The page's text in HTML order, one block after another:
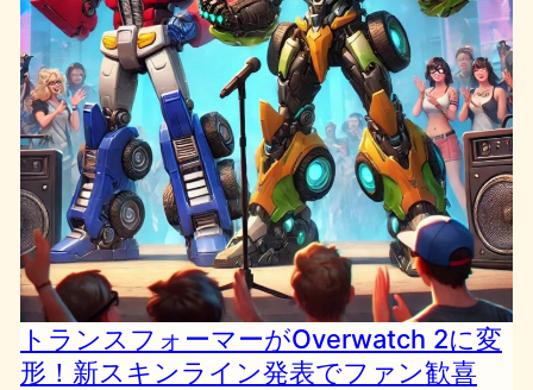
トランスフォーマーがOverwatch 2に変
形！新スキンライン発表でファン歓喜